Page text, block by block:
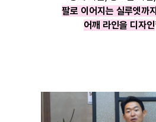
팔로 이어지는 실루엣까
어깨 라인을 디자인